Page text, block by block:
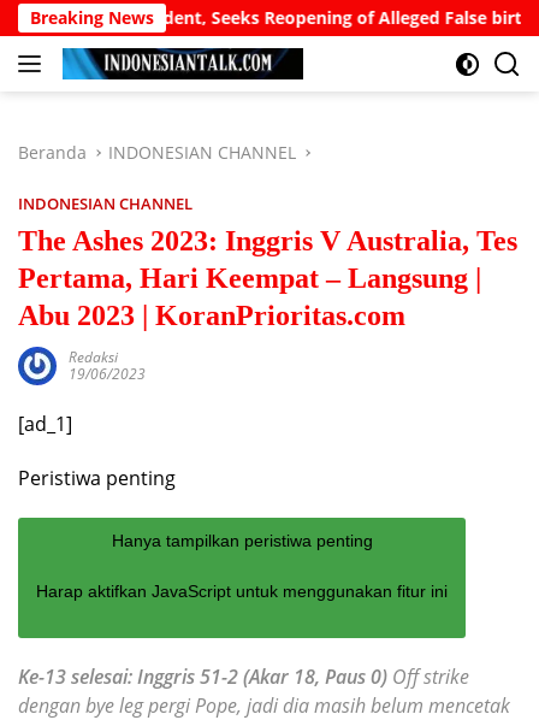
Langsung
ke
konten
Breaking News
to President, Seeks Reopening of Alleged False birth Certificate
Beranda INDONESIAN CHANNEL
INDONESIAN CHANNEL
The Ashes 2023: Inggris V Australia, Tes
Pertama, Hari Keempat – Langsung |
Abu 2023 | KoranPrioritas.com
Redaksi
19/06/2023
[ad_1]
Peristiwa penting
Hanya tampilkan peristiwa penting
Harap aktifkan JavaScript untuk menggunakan fitur ini
Ke-13 selesai: Inggris 51-2 (Akar 18, Paus 0) Off strike
dengan bye leg pergi Pope, jadi dia masih belum mencetak